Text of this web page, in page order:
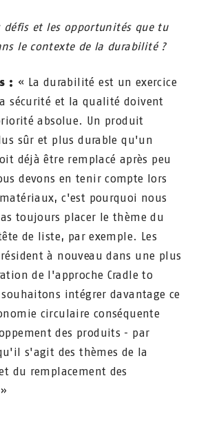
défis et les opportunités que tu
le contexte de la durabilité ?
: « La durabilité est un exercice
sécurité et la qualité doivent
absolue. Un produit
sûr et plus durable qu'un
déjà être remplacé après peu
devons en tenir compte lors
c'est pourquoi nous
toujours placer le thème du
de liste, par exemple. Les
à nouveau dans une plus
de l'approche Cradle to
intégrer davantage ce
circulaire conséquente
des produits - par
s'agit des thèmes de la
du remplacement des